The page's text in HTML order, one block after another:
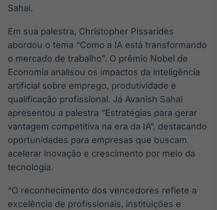
Broadcast
Wallboard
Conteúdos e
dados para
displays e telas
Broadcast
Curadoria
Curadoria de
conteúdos
noticiosos
Soluções de
Tecnologia
Radar
Monitoramento
Sahai.
Em sua palestra, Christopher Pissarides
abordou o tema “Como a IA está transformando
o mercado de trabalho”. O prêmio Nobel de
Economia analisou os impactos da inteligência
artificial sobre emprego, produtividade e
qualificação profissional. Já Avanish Sahai
apresentou a palestra “Estratégias para gerar
vantagem competitiva na era da IA”, destacando
oportunidades para empresas que buscam
acelerar inovação e crescimento por meio da
tecnologia.
“O reconhecimento dos vencedores reflete a
excelência de profissionais, instituições e